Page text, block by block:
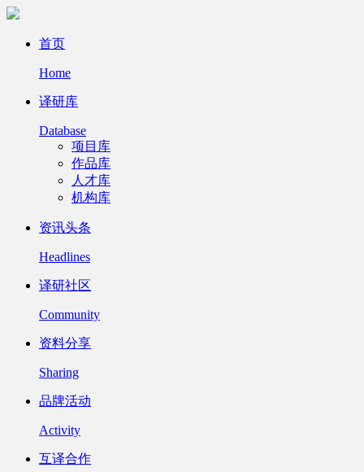
首页
Home
译研库
Database
项目库
作品库
人才库
机构库
资讯头条
Headlines
译研社区
Community
资料分享
Sharing
品牌活动
Activity
互译合作